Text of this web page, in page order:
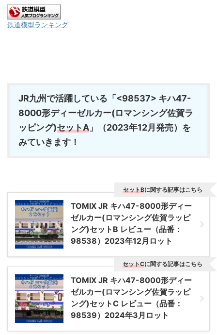
鉄道模型ランキング
JR九州で活躍している「<98537> キハ47-
8000形ディーゼルカー(ロマンシング佐賀ラ
ッピング)セットA 」（2023年12月発売）を
みていきます！
TOMIX JR キハ47-8000形ディー
ゼルカー(ロマンシング佐賀ラッピ
ング)セットB レビュー（品番：
98538）2023年12月ロット
セットBに関する記事はこちら
TOMIX JR キハ47-8000形ディー
ゼルカー(ロマンシング佐賀ラッピ
ング)セットC レビュー（品番：
98539）2024年3月ロット
セットCに関する記事はこちら